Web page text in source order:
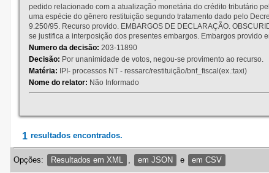
pedido relacionado com a atualização monetária do crédito tributário
uma espécie do gênero restituição segundo tratamento dado pelo
9.250/95. Recurso provido. EMBARGOS DE DECLARAÇÃO.
se justifica a interposição dos presentes embargos. Embargos provido
Numero da decisão: 203-11890
Decisão: Por unanimidade de votos, negou-se provimento ao recurso.
Matéria: IPI- processos NT - ressarc/restituição/bnf_fiscal(ex.:taxi)
Nome do relator: Não Informado
1 resultados encontrados.
Opções: Resultados em XML em JSON e em CSV